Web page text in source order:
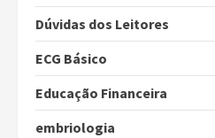
Dúvidas dos Leitores
ECG Básico
Educação Financeira
embriologia